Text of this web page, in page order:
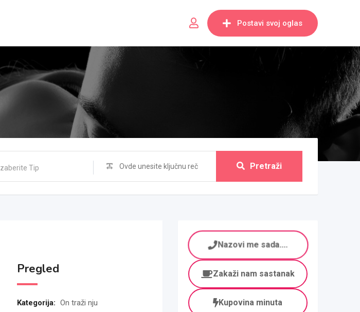
Postavi svoj oglas
Izaberite Tip Pretraži
Pregled
Kategorija: On traži nju
Nazovi me sada....
Zakaži nam sastanak
Kupovina minuta